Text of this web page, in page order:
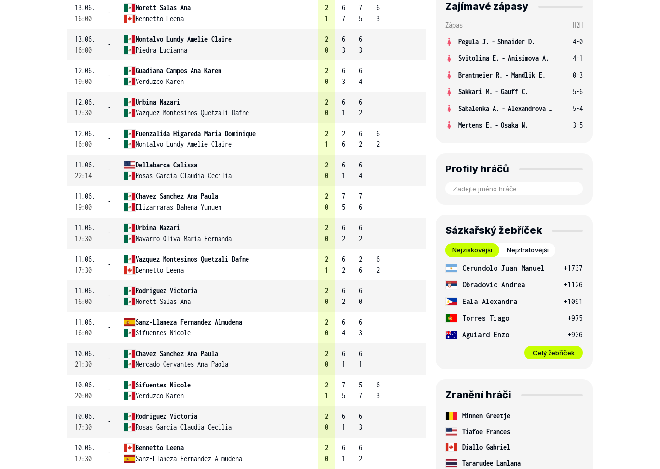
13.06.
16:00
-
Morett Salas Ana
Bennetto Leena
2
1
6
7
7
5
6
3
13.06.
16:00
-
Montalvo Lundy Amelie Claire
Piedra Lucianna
2
0
6
3
6
3
12.06.
19:00
-
Guadiana Campos Ana Karen
Verduzco Karen
2
0
6
3
6
4
12.06.
17:30
-
Urbina Nazari
Vazquez Montesinos Quetzali Dafne
2
0
6
1
6
2
12.06.
16:00
-
Fuenzalida Higareda Maria Dominique
Montalvo Lundy Amelie Claire
2
1
2
6
6
2
6
2
11.06.
22:14
-
Dellabarca Calissa
Rosas Garcia Claudia Cecilia
2
0
6
1
6
4
11.06.
19:00
-
Chavez Sanchez Ana Paula
Elizarraras Bahena Yunuen
2
0
7
5
7
6
11.06.
17:30
-
Urbina Nazari
Navarro Oliva Maria Fernanda
2
0
6
2
6
2
11.06.
17:30
-
Vazquez Montesinos Quetzali Dafne
Bennetto Leena
2
1
6
2
2
6
6
2
11.06.
16:00
-
Rodriguez Victoria
Morett Salas Ana
2
0
6
2
6
0
11.06.
16:00
-
Sanz-Llaneza Fernandez Almudena
Sifuentes Nicole
2
0
6
4
6
3
10.06.
21:30
-
Chavez Sanchez Ana Paula
Mercado Cervantes Ana Paola
2
0
6
1
6
1
10.06.
20:00
-
Sifuentes Nicole
Verduzco Karen
2
1
7
5
5
7
6
3
10.06.
17:30
-
Rodriguez Victoria
Rosas Garcia Claudia Cecilia
2
0
6
1
6
3
10.06.
17:30
-
Bennetto Leena
Sanz-Llaneza Fernandez Almudena
2
0
6
1
6
2
Zajímavé zápasy
Zápas
H2H
Pegula J. - Shnaider D.
4-0
Svitolina E. - Anisimova A.
4-1
Brantmeier R. - Mandlik E.
0-3
Sakkari M. - Gauff C.
5-6
Sabalenka A. - Alexandrova E.
5-4
Mertens E. - Osaka N. 3-5
Profily hráčů
Sázkařský žebříček
Nejziskovější Nejztrátovější
Cerundolo Juan Manuel
+1737
Obradovic Andrea
+1126
Eala Alexandra
+1091
Torres Tiago
+975
Aguiard Enzo
+936
Celý žebříček
Zranění hráči
Minnen Greetje
Tiafoe Frances
Diallo Gabriel
Tararudee Lanlana